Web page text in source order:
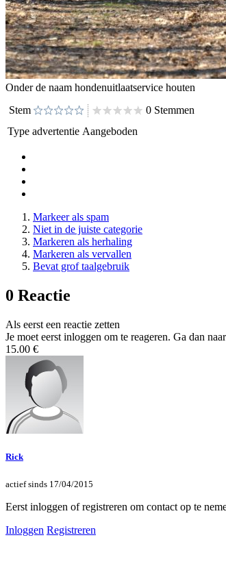
Onder de naam hondenuitlaatservice houten
Stem
0 Stemmen
Type advertentie Aangeboden
Markeer als spam
Niet in de juiste categorie
Markeren als herhaling
Markeren als vervallen
Bevat grof taalgebruik
0 Reactie
Als eerst een reactie zetten
Je moet eerst inloggen om te reageren. Ga dan
15.00 €
Rick
actief sinds 17/04/2015
Eerst inloggen of registreren om contact op te
Inloggen Registreren